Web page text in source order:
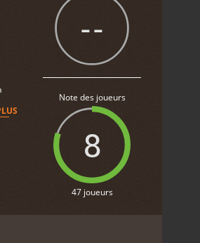
--
Note des joueurs
8
47 joueurs